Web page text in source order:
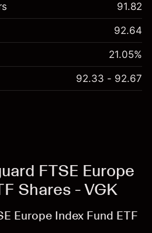
91.82
92.64
21.05%
92.33 - 92.67
FTSE Europe
Shares - VGK
Europe Index Fund ETF